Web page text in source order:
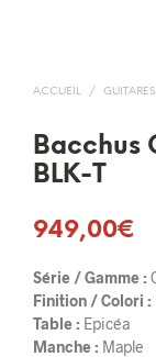
ACCUEIL / GUITARES
Bacchus
BLK-T
949,00€
Série / Gamme :
Finition / Colori :
Table : Epicéa
Manche : Maple